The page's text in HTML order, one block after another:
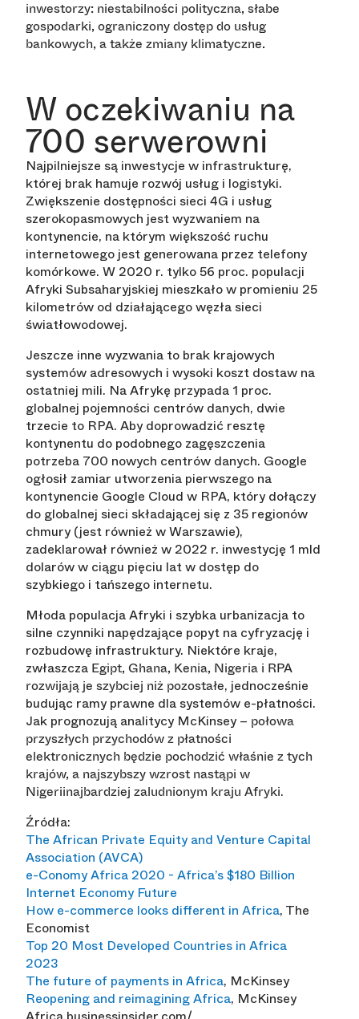
inwestorzy: niestabilności polityczna, słabe
gospodarki, ograniczony dostęp do usług
bankowych, a także zmiany klimatyczne.
W oczekiwaniu na
700 serwerowni
Najpilniejsze są inwestycje w infrastrukturę,
której brak hamuje rozwój usług i logistyki.
Zwiększenie dostępności sieci 4G i usług
szerokopasmowych jest wyzwaniem na
kontynencie, na którym większość ruchu
internetowego jest generowana przez telefony
komórkowe. W 2020 r. tylko 56 proc. populacji
Afryki Subsaharyjskiej mieszkało w promieniu 25
kilometrów od działającego węzła sieci
światłowodowej.
Jeszcze inne wyzwania to brak krajowych
systemów adresowych i wysoki koszt dostaw na
ostatniej mili. Na Afrykę przypada 1 proc.
globalnej pojemności centrów danych, dwie
trzecie to RPA. Aby doprowadzić resztę
kontynentu do podobnego zagęszczenia
potrzeba 700 nowych centrów danych. Google
ogłosił zamiar utworzenia pierwszego na
kontynencie Google Cloud w RPA, który dołączy
do globalnej sieci składającej się z 35 regionów
chmury (jest również w Warszawie),
zadeklarował również w 2022 r. inwestycję 1 mld
dolarów w ciągu pięciu lat w dostęp do
szybkiego i tańszego internetu.
Młoda populacja Afryki i szybka urbanizacja to
silne czynniki napędzające popyt na cyfryzację i
rozbudowę infrastruktury. Niektóre kraje,
zwłaszcza Egipt, Ghana, Kenia, Nigeria i RPA
rozwijają je szybciej niż pozostałe, jednocześnie
budując ramy prawne dla systemów e-płatności.
Jak prognozują analitycy McKinsey – połowa
przyszłych przychodów z płatności
elektronicznych będzie pochodzić właśnie z tych
krajów, a najszybszy wzrost nastąpi w
Nigeriinajbardziej zaludnionym kraju Afryki.
Źródła:
The African Private Equity and Venture Capital
Association (AVCA)
e-Conomy Africa 2020 - Africa’s $180 Billion
Internet Economy Future
How e-commerce looks different in Africa, The
Economist
Top 20 Most Developed Countries in Africa
2023
The future of payments in Africa, McKinsey
Reopening and reimagining Africa, McKinsey